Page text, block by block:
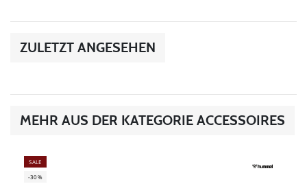
ZULETZT ANGESEHEN
MEHR AUS DER KATEGORIE ACCESSOIRES
SALE
-30%